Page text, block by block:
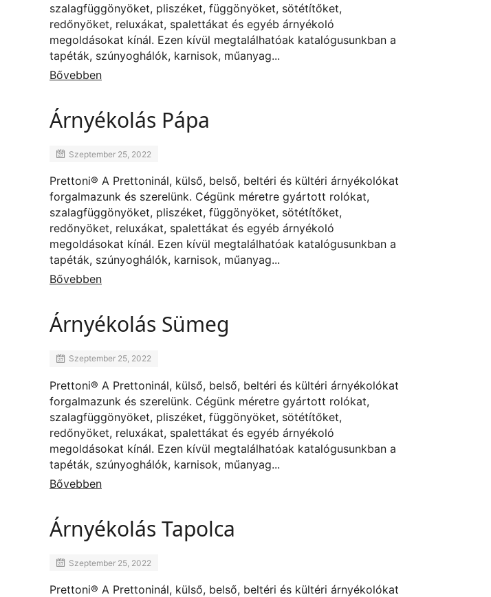
szalagfüggönyöket, pliszéket, függönyöket, sötétítőket,
redőnyöket, reluxákat, spalettákat és egyéb árnyékoló
megoldásokat kínál. Ezen kívül megtalálhatóak katalógusunkban a
tapéták, szúnyoghálók, karnisok, műanyag...
Bővebben
Árnyékolás Pápa
Szeptember 25, 2022
Prettoni® A Prettoninál, külső, belső, beltéri és kültéri árnyékolókat
forgalmazunk és szerelünk. Cégünk méretre gyártott rolókat,
szalagfüggönyöket, pliszéket, függönyöket, sötétítőket,
redőnyöket, reluxákat, spalettákat és egyéb árnyékoló
megoldásokat kínál. Ezen kívül megtalálhatóak katalógusunkban a
tapéták, szúnyoghálók, karnisok, műanyag...
Bővebben
Árnyékolás Sümeg
Szeptember 25, 2022
Prettoni® A Prettoninál, külső, belső, beltéri és kültéri árnyékolókat
forgalmazunk és szerelünk. Cégünk méretre gyártott rolókat,
szalagfüggönyöket, pliszéket, függönyöket, sötétítőket,
redőnyöket, reluxákat, spalettákat és egyéb árnyékoló
megoldásokat kínál. Ezen kívül megtalálhatóak katalógusunkban a
tapéták, szúnyoghálók, karnisok, műanyag...
Bővebben
Árnyékolás Tapolca
Szeptember 25, 2022
Prettoni® A Prettoninál, külső, belső, beltéri és kültéri árnyékolókat